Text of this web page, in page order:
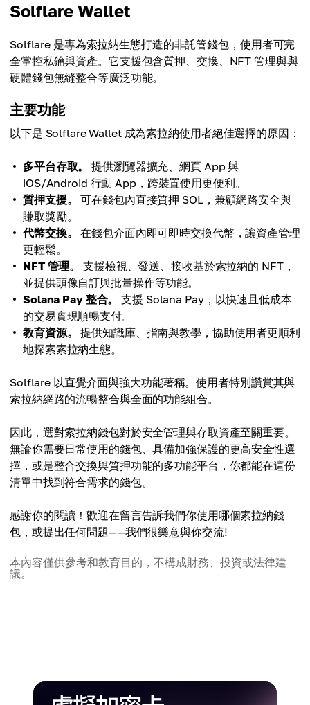
Solflare Wallet
Solflare 是專為索拉納生態打造的非託管錢包，使用者可完
全掌控私鑰與資產。它支援包含質押、交換、NFT 管理與與
硬體錢包無縫整合等廣泛功能。​
主要功能
以下是 Solflare Wallet 成為索拉納使用者絕佳選擇的原因：
多平台存取。
提供瀏覽器擴充、網頁 App 與
iOS/Android 行動 App，跨裝置使用更便利。​
質押支援。
可在錢包內直接質押 SOL，兼顧網路安全與
賺取獎勵。​
代幣交換。
在錢包介面內即可即時交換代幣，讓資產管理
更輕鬆。​
NFT 管理。
支援檢視、發送、接收基於索拉納的 NFT，
並提供頭像自訂與批量操作等功能。​
Solana Pay 整合。
支援 Solana Pay，以快速且低成本
的交易實現順暢支付。​
教育資源。
提供知識庫、指南與教學，協助使用者更順利
地探索索拉納生態。​
Solflare 以直覺介面與強大功能著稱。使用者特別讚賞其與
索拉納網路的流暢整合與全面的功能組合。
因此，選對索拉納錢包對於安全管理與存取資產至關重要。
無論你需要日常使用的錢包、具備加強保護的更高安全性選
擇，或是整合交換與質押功能的多功能平台，你都能在這份
清單中找到符合需求的錢包。
感謝你的閱讀！歡迎在留言告訴我們你使用哪個索拉納錢
包，或提出任何問題——我們很樂意與你交流!
本內容僅供參考和教育目的，不構成財務、投資或法律建
議。